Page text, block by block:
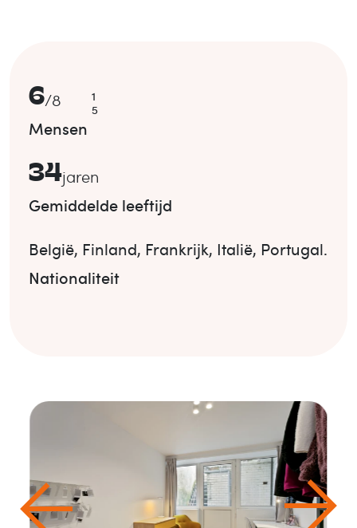
6/8
1
5
Mensen
34jaren
Gemiddelde leeftijd
België, Finland, Frankrijk, Italië, Portugal.
Nationaliteit